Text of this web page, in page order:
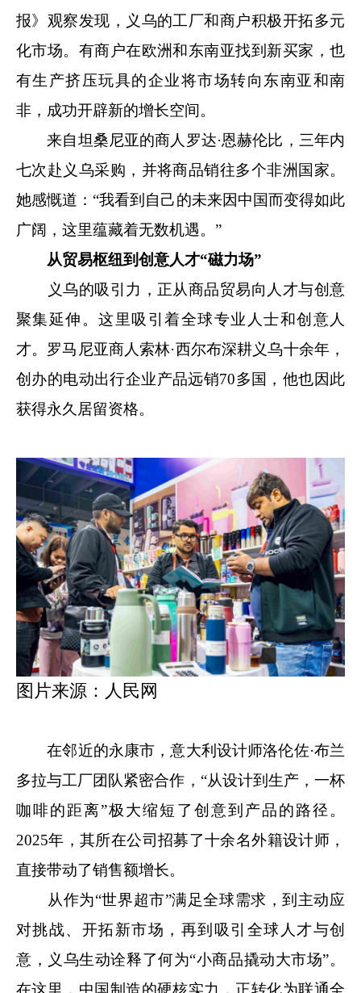
报》观察发现，义乌的工厂和商户积极开拓多元
化市场。有商户在欧洲和东南亚找到新买家，也
有生产挤压玩具的企业将市场转向东南亚和南
非，成功开辟新的增长空间。
来自坦桑尼亚的商人罗达·恩赫伦比，三年内
七次赴义乌采购，并将商品销往多个非洲国家。
她感慨道：“我看到自己的未来因中国而变得如此
广阔，这里蕴藏着无数机遇。”
从贸易枢纽到创意人才“磁力场”
义乌的吸引力，正从商品贸易向人才与创意
聚集延伸。这里吸引着全球专业人士和创意人
才。罗马尼亚商人索林·西尔布深耕义乌十余年，
创办的电动出行企业产品远销70多国，他也因此
获得永久居留资格。
图片来源：人民网
在邻近的永康市，意大利设计师洛伦佐·布兰
多拉与工厂团队紧密合作，“从设计到生产，一杯
咖啡的距离”极大缩短了创意到产品的路径。
2025年，其所在公司招募了十余名外籍设计师，
直接带动了销售额增长。
从作为“世界超市”满足全球需求，到主动应
对挑战、开拓新市场，再到吸引全球人才与创
意，义乌生动诠释了何为“小商品撬动大市场”。
在这里，中国制造的硬核实力，正转化为联通全